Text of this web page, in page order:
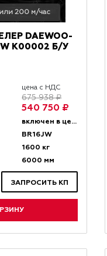
или 200 м/час
DAEWOO-
K00002 Б/У
цена с НДС
675 938 ₽
540 750 ₽
включен в цену
BR16JW
1600 кг
6000 мм
ЗАПРОСИТЬ КП